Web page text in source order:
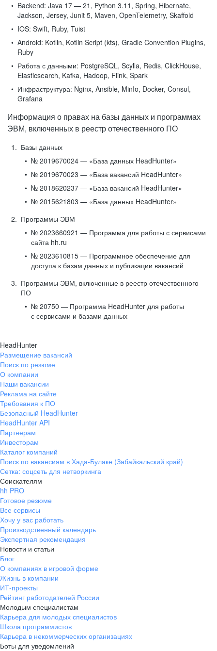
Backend: Java 17 — 21, Python 3.11, Spring, Hibernate,
Jackson, Jersey, Junit 5, Maven, OpenTelemetry, Skaffold
IOS: Swift, Ruby, Tuist
Android: Kotlin, Kotlin Script (kts), Gradle Convention Plugins,
Ruby
Работа с данными: PostgreSQL, Scylla, Redis, ClickHouse,
Elasticsearch, Kafka, Hadoop, Flink, Spark
Инфраструктура: Nginx, Ansible, MinIo, Docker, Consul,
Grafana
Информация о правах на базы данных и программах
ЭВМ, включенных в реестр отечественного ПО
Базы данных
№ 2019670024 — «База данных HeadHunter»
№ 2019670023 — «База вакансий HeadHunter»
№ 2018620237 — «База вакансий HeadHunter»
№ 2015621803 — «База данных HeadHunter»
Программы ЭВМ
№ 2023660921 — Программа для работы с сервисами
сайта hh.ru
№ 2023610815 — Программное обеспечение для
доступа к базам данных и публикации вакансий
Программы ЭВМ, включенные в реестр отечественного
ПО
№ 20750 — Программа HeadHunter для работы
с сервисами и базами данных
HeadHunter
Размещение вакансий
Поиск по резюме
О компании
Наши вакансии
Реклама на сайте
Требования к ПО
Безопасный HeadHunter
HeadHunter API
Партнерам
Инвесторам
Каталог компаний
Поиск по вакансиям в Хада-Булаке (Забайкальский край)
Сетка: соцсеть для нетворкинга
Соискателям
hh PRO
Готовое резюме
Все сервисы
Хочу у вас работать
Производственный календарь
Экспертная рекомендация
Новости и статьи
Блог
О компаниях в игровой форме
Жизнь в компании
ИТ-проекты
Рейтинг работодателей России
Молодым специалистам
Карьера для молодых специалистов
Школа программистов
Карьера в некоммерческих организациях
Боты для уведомлений